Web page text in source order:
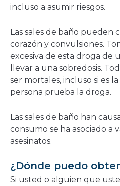
incluso a asumir riesgos.
Las sales de baño pueden
corazón y convulsiones.
excesiva de esta droga de
llevar a una sobredosis.
ser mortales, incluso si es
persona prueba la droga.
Las sales de baño han
consumo se ha asociado a
asesinatos.
¿Dónde puedo
Si usted o alguien que